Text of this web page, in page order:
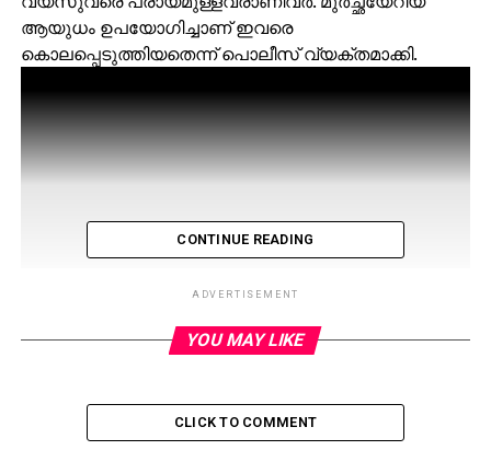
ആയുധം ഉപയോഗിച്ചാണ് ഇവരെ
കൊലപ്പെടുത്തിയതെന്ന് പൊലീസ് വ്യക്തമാക്കി.
CONTINUE READING
ADVERTISEMENT
YOU MAY LIKE
CLICK TO COMMENT